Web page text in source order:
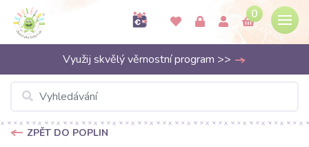
0
Využij skvělý věrnostní program >>
ZPĚT DO POPLIN